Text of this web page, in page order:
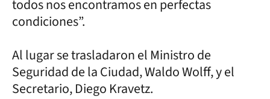
todos nos encontramos en perfectas
condiciones”.
Al lugar se trasladaron el Ministro de
Seguridad de la Ciudad, Waldo Wolff, y el
Secretario, Diego Kravetz.